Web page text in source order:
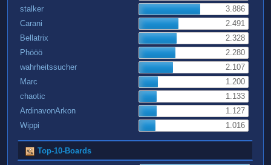
stalker
3.886
Carani
2.491
Bellatrix
2.328
Phööö
2.280
wahrheitssucher
2.107
Marc
1.200
chaotic
1.133
ArdinavonArkon
1.127
Wippi
1.016
Top-10-Boards